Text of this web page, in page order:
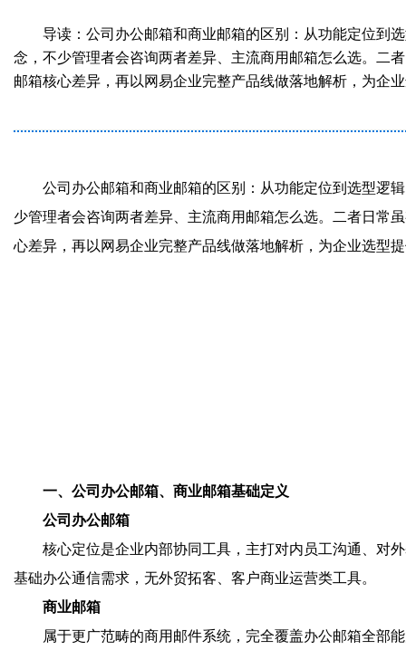
导读：公司办公邮箱和商业邮箱的区别：从功能定位到
念，不少管理者会咨询两者差异、主流商用邮箱怎么选。二
邮箱核心差异，再以网易企业完整产品线做落地解析，为企
公司办公邮箱和商业邮箱的区别：从功能定位到选型逻
少管理者会咨询两者差异、主流商用邮箱怎么选。二者日常
心差异，再以网易企业完整产品线做落地解析，为企业选型
一、公司办公邮箱、商业邮箱基础定义
公司办公邮箱
核心定位是企业内部协同工具，主打对内员工沟通、对
基础办公通信需求，无外贸拓客、客户商业运营类工具。
商业邮箱
属于更广范畴的商用邮件系统，完全覆盖办公邮箱全部